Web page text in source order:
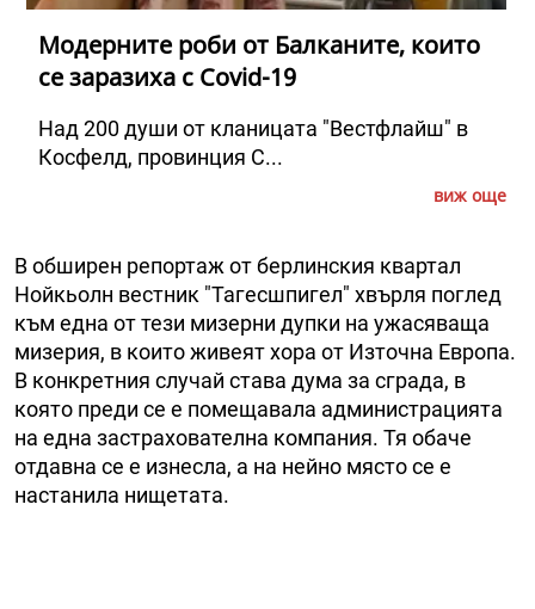
Модерните роби от Балканите, които
се заразиха с Covid-19
Над 200 души от кланицата "Вестфлайш" в
Косфелд, провинция С...
виж още
В обширен репортаж от берлинския квартал
Нойкьолн вестник "Тагесшпигел" хвърля поглед
към една от тези мизерни дупки на ужасяваща
мизерия, в които живеят хора от Източна Европа.
В конкретния случай става дума за сграда, в
която преди се е помещавала администрацията
на една застрахователна компания. Тя обаче
отдавна се е изнесла, а на нейно място се е
настанила нищетата.